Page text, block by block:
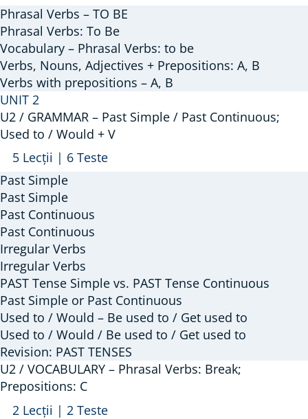
/
VOCABULARY
–
To
Be.
Prepositions
(A,
B)
Phrasal Verbs – TO BE
Phrasal Verbs: To Be
Vocabulary – Phrasal Verbs: to be
Verbs, Nouns, Adjectives + Prepositions: A, B
Verbs with prepositions – A, B
UNIT 2
U2 / GRAMMAR – Past Simple / Past Continuous;
Used to / Would + V
Arată
U2
/
GRAMMAR
–
Past
Simple
/
Past
Continuous;
Used
to
/
Would
+
5 Lecții | 6 Teste
Past Simple
Past Simple
Past Continuous
Past Continuous
Irregular Verbs
Irregular Verbs
PAST Tense Simple vs. PAST Tense Continuous
Past Simple or Past Continuous
Used to / Would – Be used to / Get used to
Used to / Would / Be used to / Get used to
Revision: PAST TENSES
U2 / VOCABULARY – Phrasal Verbs: Break;
Prepositions: C
Arată
U2
2 Lecții | 2 Teste